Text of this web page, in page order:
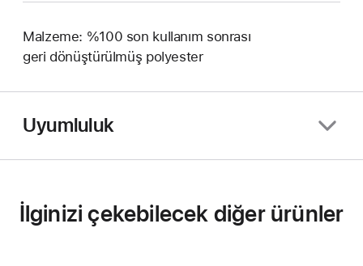
Malzeme: %100 son kullanım sonrası
geri dönüştürülmüş polyester
Uyumluluk
İlginizi çekebilecek diğer ürünler